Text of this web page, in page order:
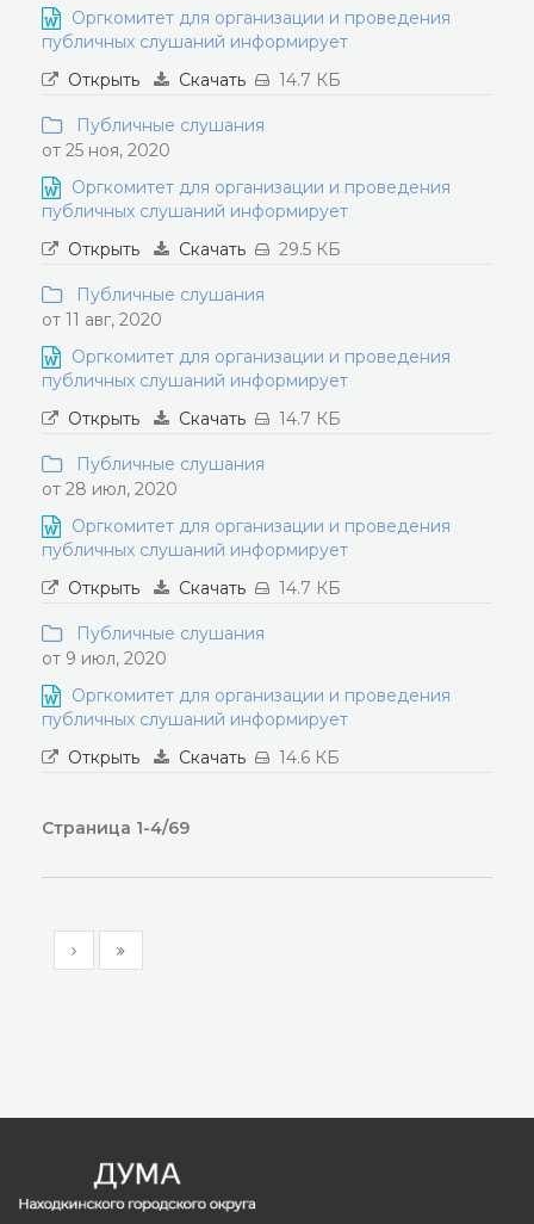
Оргкомитет для организации и проведения
публичных слушаний информирует
Открыть
Скачать 14.7 КБ
Публичные слушания
от 25 ноя, 2020
Оргкомитет для организации и проведения
публичных слушаний информирует
Открыть
Скачать 29.5 КБ
Публичные слушания
от 11 авг, 2020
Оргкомитет для организации и проведения
публичных слушаний информирует
Открыть
Скачать 14.7 КБ
Публичные слушания
от 28 июл, 2020
Оргкомитет для организации и проведения
публичных слушаний информирует
Открыть
Скачать 14.7 КБ
Публичные слушания
от 9 июл, 2020
Оргкомитет для организации и проведения
публичных слушаний информирует
Открыть
Скачать 14.6 КБ
Страница 1-4/69